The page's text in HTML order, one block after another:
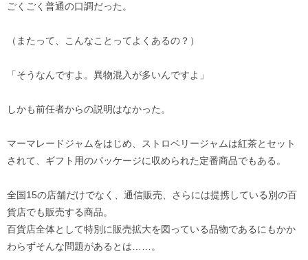
ごくごく普通の口調だった。
（またって、こんなことってよくあるの？）
「そうなんですよ。異物混入が多いんですよ」
しかも前任者からの説明はなかった。
マーマレードジャムをはじめ、ストロベリージャムは紅茶とセット
されて、ギフト用のパッケージに収められた定番商品でもある。
全国15の店舗だけでなく、通信販売、さらには提携している別の百
貨店でも販売する商品。
百貨店全体として特別に販売拡大を図っている品物であるにもかか
わらずそんな問題があるとは……。